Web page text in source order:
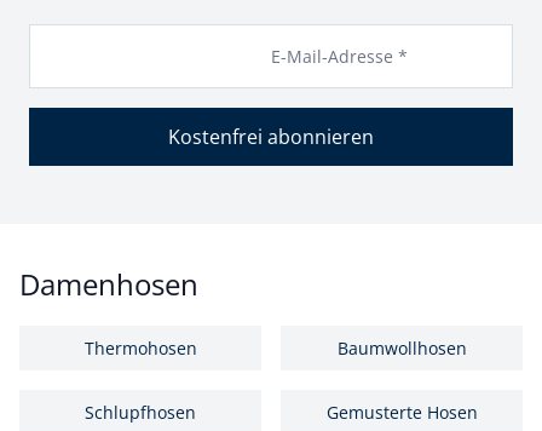
E-Mail-Adresse *
Kostenfrei abonnieren
Damenhosen
Thermohosen Baumwollhosen
Schlupfhosen Gemusterte Hosen